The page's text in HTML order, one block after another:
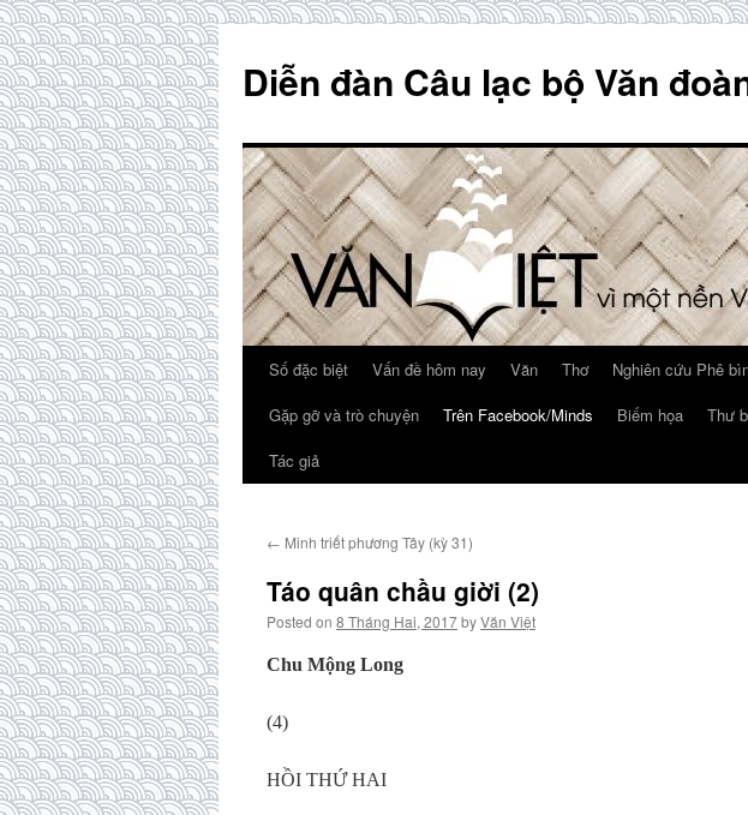
content
Diễn đàn Câu lạc bộ Văn
Số đặc biệt Vấn đề hôm nay Văn Thơ Nghiên cứu Phê
Gặp gỡ và trò chuyện
Trên Facebook/Minds Biếm họa Thư
Tác giả
← Minh triết phương Tây (kỳ 31)
Táo quân chầu giời (2)
Posted on 8 Tháng Hai, 2017byVăn Việt
Chu Mộng Long
(4)
HỒI THỨ HAI